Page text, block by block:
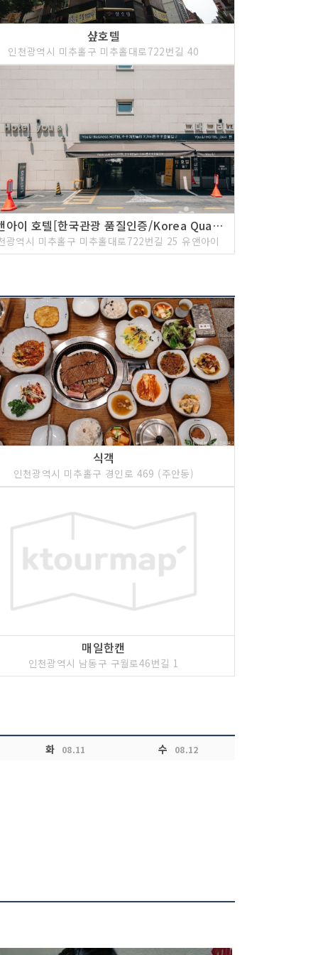
샾호텔
인천광역시 미추홀구 미추홀대로722번길 40
유앤아이 호텔[한국관광 품질인증/Korea Quality]
광역시 미추홀구 미추홀대로722번길 25 유앤아이
식객
인천광역시 미추홀구 경인로 469 (주안동)
매일한캔
인천광역시 남동구 구월로46번길 1
화 08.11 수 08.12